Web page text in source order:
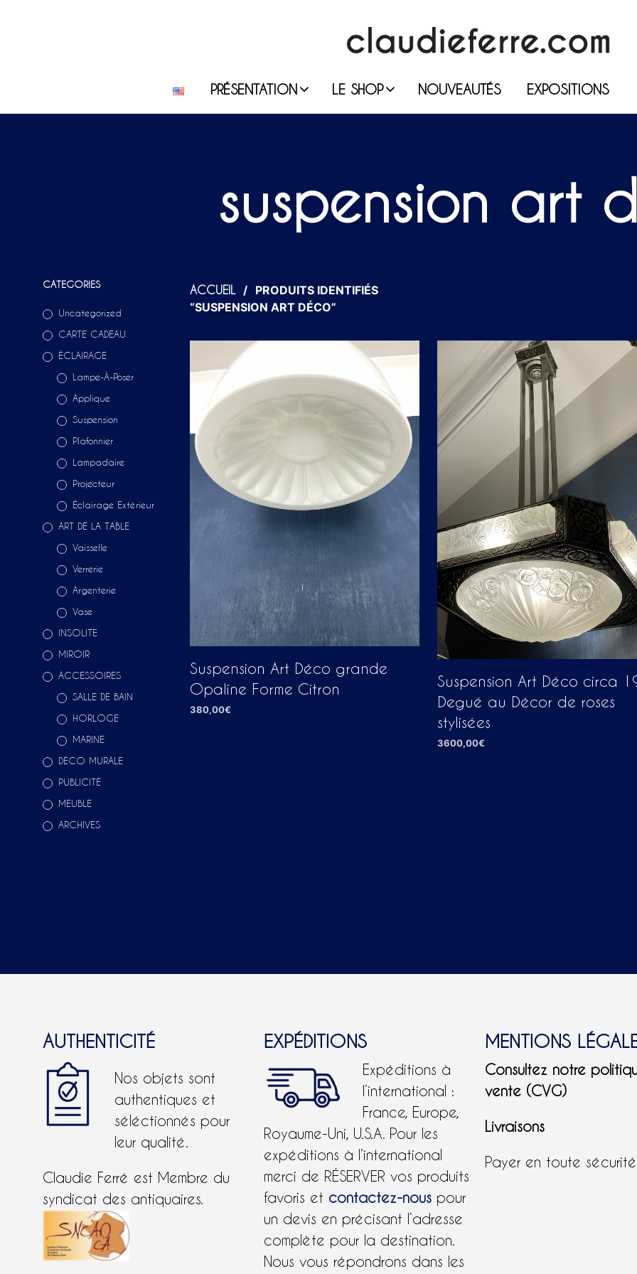
PRÉSENTATION LE SHOP NOUVEAUTÉS EXPOSITIONS
suspension art
CATEGORIES
Uncategorized
CARTE CADEAU
ÉCLAIRAGE
Lampe-À-Poser
Applique
Suspension
Plafonnier
Lampadaire
Projecteur
Éclairage Extérieur
ART DE LA TABLE
Vaisselle
Verrerie
Argenterie
Vase
INSOLITE
MIROIR
ACCESSOIRES
SALLE DE BAIN
HORLOGE
MARINE
DÉCO MURALE
PUBLICITÉ
MEUBLE
ARCHIVES
ACCUEIL / PRODUITS IDENTIFIÉS
“SUSPENSION ART DÉCO”
Suspension Art Déco grande
Opaline Forme Citron
380,00€
Suspension Art Déco circa
Degué au Décor de roses
stylisées
3600,00€
AUTHENTICITÉ
Nos objets sont
authentiques et
séléctionnés pour
leur qualité.
Claudie Ferré est Membre du
syndicat des antiquaires.
EXPÉDITIONS
Expéditions à
l’international :
France, Europe,
Royaume-Uni, U.S.A. Pour les
expéditions à l’international
merci de RÉSERVER vos produits
favoris et contactez-nous pour
un devis en précisant l’adresse
complète pour la destination.
Nous vous répondrons dans les
MENTIONS
Consultez notre
vente (CVG)
Livraisons
Payer en toute